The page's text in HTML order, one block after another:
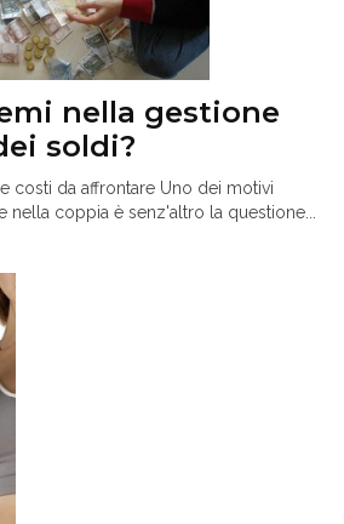
nella gestione
soldi?
costi da affrontare Uno dei motivi
coppia è senz'altro la questione...